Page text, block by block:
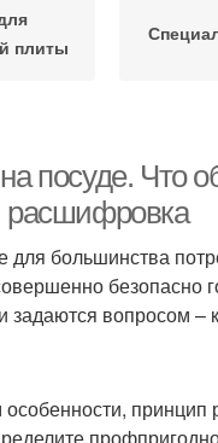
плиты
посуде. Что
расшифровка
большинства
безопасно
задаются вопросом
принцип